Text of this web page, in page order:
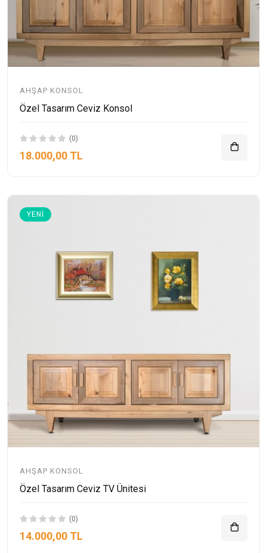
AHŞAP KONSOL
Özel Tasarım Ceviz Konsol
(0)
18.000,00 TL
YENI
AHŞAP KONSOL
Özel Tasarım Ceviz TV Ünitesi
(0)
14.000,00 TL